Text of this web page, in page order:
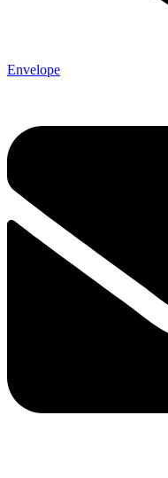
Envelope